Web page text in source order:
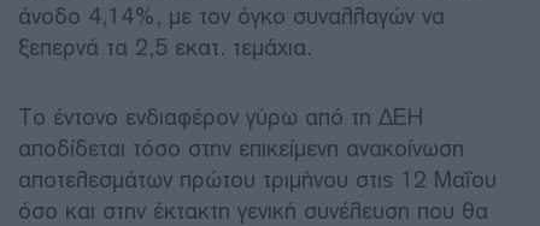
άνοδο 4,14%, με τον όγκο συναλλαγών να
ξεπερνά τα 2,5 εκατ. τεμάχια.
Το έντονο ενδιαφέρον γύρω από τη ΔΕΗ
αποδίδεται τόσο στην επικείμενη ανακοίνωση
αποτελεσμάτων πρώτου τριμήνου στις 12 Μαΐου
όσο και στην έκτακτη γενική συνέλευση που θα